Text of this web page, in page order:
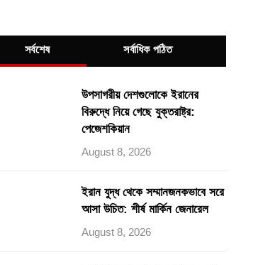
সর্বশেষ সর্বাধিক পঠিত
উপসাগরীয় দেশগুলোকে ইরানের
বিরুদ্ধে নিয়ে গেছে যুক্তরাষ্ট্র:
পেজেশকিয়ান
August 8, 2026
ইরান যুদ্ধ থেকে সম্মানজনকভাবে সরে
আসা উচিত: শীর্ষ মার্কিন জেনারেল
August 8, 2026